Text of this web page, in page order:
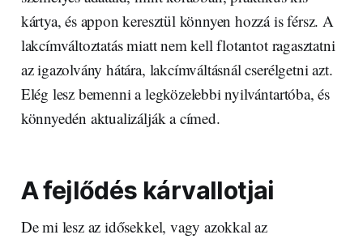
kártya, és appon keresztül könnyen hozzá is férsz. A
lakcímváltoztatás miatt nem kell flotantot ragasztatni
az igazolvány hátára, lakcímváltásnál cserélgetni azt.
Elég lesz bemenni a legközelebbi nyilvántartóba, és
könnyedén aktualizálják a címed.
A fejlődés kárvallotjai
De mi lesz az idősekkel, vagy azokkal az